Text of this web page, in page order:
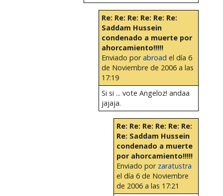
Re: Re: Re: Re: Re: Re:
Saddam Hussein
condenado a muerte por
ahorcamiento!!!!!
Enviado porabroad el día 6
de Noviembre de 2006 a las
17:19
Si si ... vote Angeloz! andaa
jajaja.
Re: Re: Re: Re: Re: Re:
Re: Saddam Hussein
condenado a muerte
por ahorcamiento!!!!!
Enviado por zaratustra
el día 6 de Noviembre
de 2006 a las 17:21